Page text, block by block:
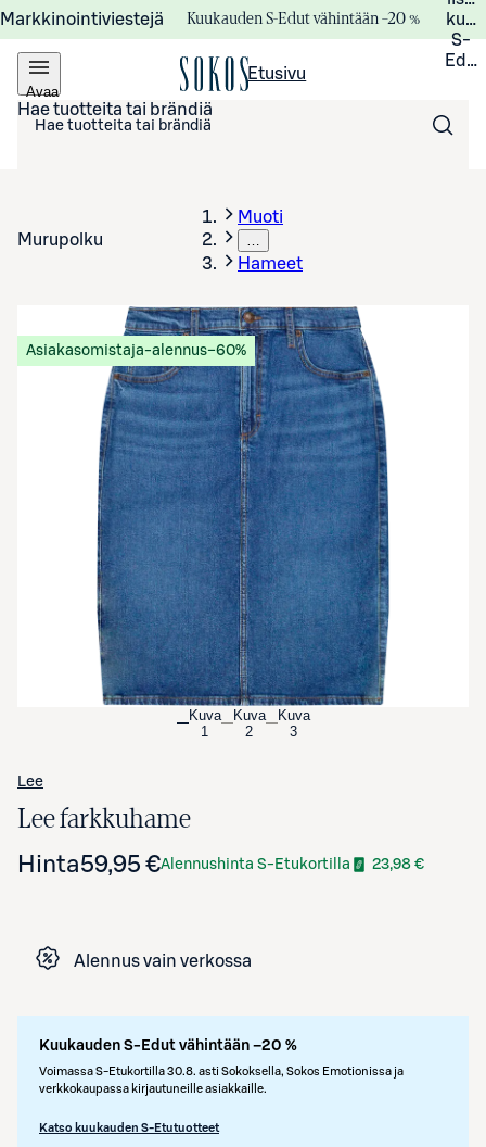
Markkinointiviestejä Kuukauden S-Edut vähintään –20 %
S-
Avaa
valikko
Etusivu
Hae tuotteita tai brändiä
Murupolku
Muoti
…
Hameet
Avaa tuotekuva suurennettuna
Asiakasomistaja-alennus−60%
Kuva
1
Kuva
2
Kuva
3
Lee
Lee farkkuhame
Hinta59,95 €Alennushinta S-Etukortilla 23,98 €
Alennus vain verkossa
Kuukauden S-Edut vähintään –20 %
Voimassa S-Etukortilla 30.8. asti Sokoksella, Sokos Emotionissa ja
verkkokaupassa kirjautuneille asiakkaille.
Katso kuukauden S-Etutuotteet